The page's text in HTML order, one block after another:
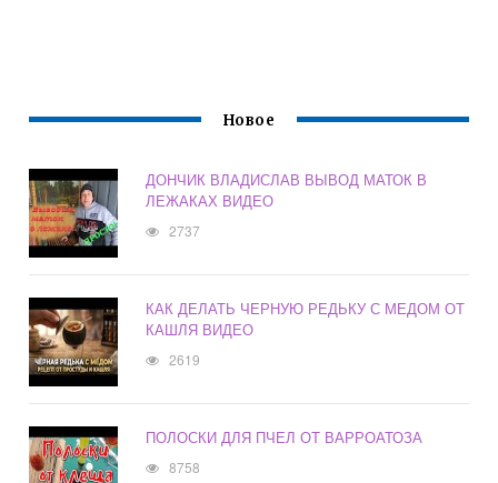
Новое
ДОНЧИК ВЛАДИСЛАВ ВЫВОД МАТОК В
ЛЕЖАКАХ ВИДЕО
2737
КАК ДЕЛАТЬ ЧЕРНУЮ РЕДЬКУ С МЕДОМ ОТ
КАШЛЯ ВИДЕО
2619
ПОЛОСКИ ДЛЯ ПЧЕЛ ОТ ВАРРОАТОЗА
8758